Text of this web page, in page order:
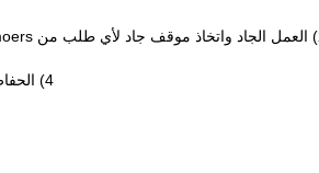
4) الحفاظ على جودة النسيج من قبل العملاء وخفض السعر.